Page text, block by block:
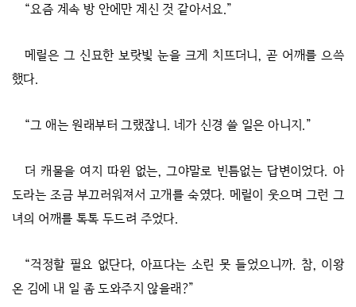
“요즘 계속 방 안에만 계신 것 같아서요.”
메릴은 그 신묘한 보랏빛 눈을 크게 치뜨더니, 곧 어깨를 으쓱
했다.
“그 애는 원래부터 그랬잖니. 네가 신경 쓸 일은 아니지.”
더 캐물을 여지 따윈 없는, 그야말로 빈틈없는 답변이었다. 아
도라는 조금 부끄러워져서 고개를 숙였다. 메릴이 웃으며 그런 그
녀의 어깨를 톡톡 두드려 주었다.
“걱정할 필요 없단다, 아프다는 소린 못 들었으니까. 참, 이왕
온 김에 내 일 좀 도와주지 않을래?”